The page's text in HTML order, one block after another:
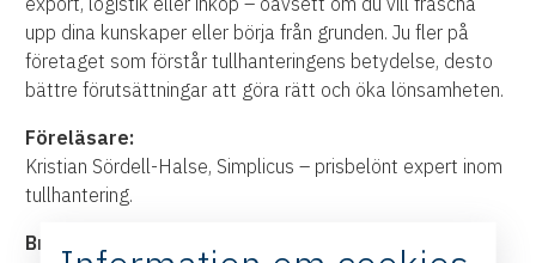
upp dina kunskaper eller börja från grunden. Ju fler på
företaget som förstår tullhanteringens betydelse, desto
bättre förutsättningar att göra rätt och öka lönsamheten.
Föreläsare:
Kristian Sördell-Halse, Simplicus – prisbelönt expert inom
tullhantering.
Bra att veta: